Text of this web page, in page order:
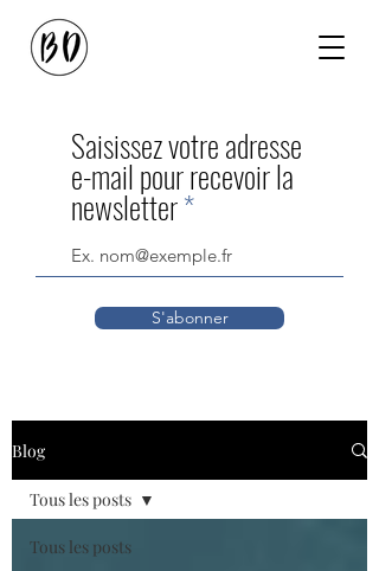
Saisissez votre adresse
e-mail pour recevoir la
newsletter
S'abonner
Blog
Tous les posts
Tous les posts